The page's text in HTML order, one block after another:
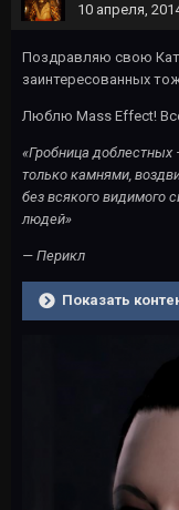
10 апреля,
Поздравляю свою
заинтересованных
Люблю Mass Effect!
«Гробница доблестных
только камнями,
без всякого видимого
людей»
— Перикл
Показать